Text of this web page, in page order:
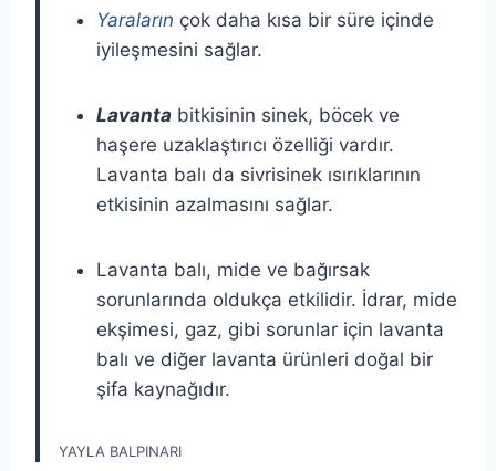
Yaraların çok daha kısa bir süre içinde
iyileşmesini sağlar.
Lavanta bitkisinin sinek, böcek ve
haşere uzaklaştırıcı özelliği vardır.
Lavanta balı da sivrisinek ısırıklarının
etkisinin azalmasını sağlar.
Lavanta balı, mide ve bağırsak
sorunlarında oldukça etkilidir. İdrar, mide
ekşimesi, gaz, gibi sorunlar için lavanta
balı ve diğer lavanta ürünleri doğal bir
şifa kaynağıdır.
YAYLA BALPINARI